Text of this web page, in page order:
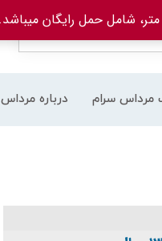
مرداس سرام درباره مرداس